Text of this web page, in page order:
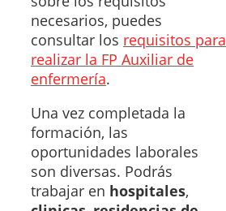
necesarios, puedes
consultar los requisitos para
realizar la FP Auxiliar de
enfermería.
Una vez completada la
formación, las
oportunidades laborales
son diversas. Podrás
trabajar en hospitales,